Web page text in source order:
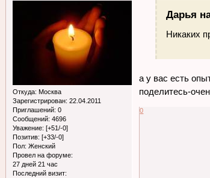
Откуда: Москва
Зарегистрирован: 22.04.2011
Приглашений: 0
Сообщений: 4696
Уважение: [+51/-0]
Позитив: [+33/-0]
Пол: Женский
Провел на форуме:
27 дней 21 час
Последний визит:
Дарья
Никаких
а у вас есть
поделитесь-
0